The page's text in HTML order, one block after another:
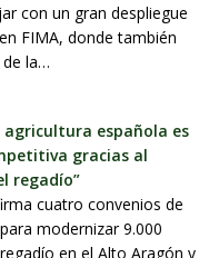
con un gran despliegue
FIMA, donde también
de la…
agricultura española es
gracias al
regadío”
cuatro convenios de
modernizar 9.000
en el Alto Aragón y